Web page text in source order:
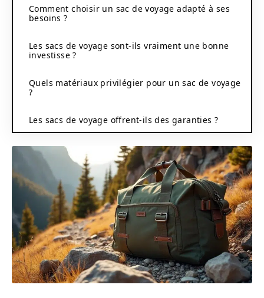
Comment choisir un sac de voyage adapté à ses
besoins ?
Les sacs de voyage sont-ils vraiment une bonne
investisse ?
Quels matériaux privilégier pour un sac de voyage
?
Les sacs de voyage offrent-ils des garanties ?